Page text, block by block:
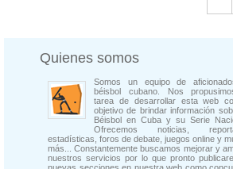
Quienes somos
Somos un equipo de
béisbol cubano. Nos
tarea de desarrollar esta web
objetivo de brindar información
Béisbol en Cuba y su Serie
Ofrecemos noticias,
estadísticas, foros de debate, juegos online y
más... Constantemente buscamos mejorar y
nuestros servicios por lo que pronto